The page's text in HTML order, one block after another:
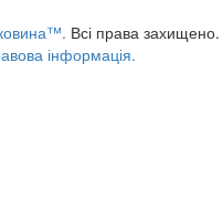
Всі права захищено.
інформація.